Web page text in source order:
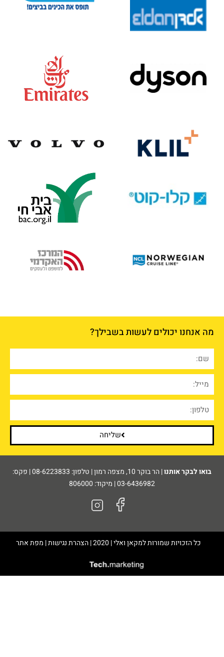
מה אנחנו יכולים לעשות בשבילך?
שליחה
בואו לבקר אותנו
| הר בוקר 10, מצפה רמון | טלפון: 08-6223833 | פקס:
03-6436982 | מיקוד: 806000
כל הזכויות שמורות למקאן ואלי | 2020 | הצהרת נגישות | מפת אתר